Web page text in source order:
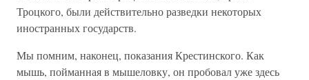
Троцкого, были действительно разведки некоторых
иностранных государств.
Мы помним, наконец, показания Крестинского. Как
мышь, пойманная в мышеловку, он пробовал уже здесь